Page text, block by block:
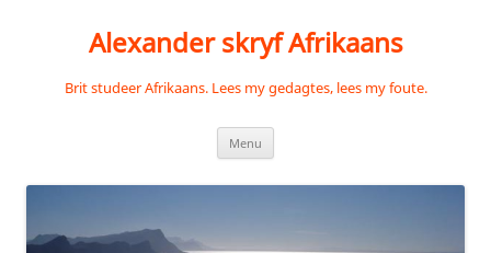
Alexander skryf Afrikaans
Brit studeer Afrikaans. Lees my gedagtes, lees my foute.
Menu